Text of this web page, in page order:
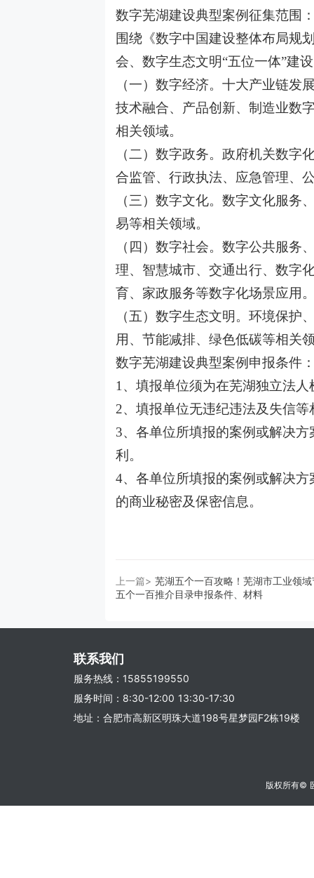
数字芜湖建设典型案例征集范围
围绕《数字中国建设整体布局规
会、数字生态文明“五位一体”建
（一）数字经济。十大产业链发
技术融合、产品创新、制造业数
相关领域。
（二）数字政务。政府机关数字
合监管、行政执法、应急管理、
（三）数字文化。数字文化服务
易等相关领域。
（四）数字社会。数字公共服务
理、智慧城市、交通出行、数字
育、家政服务等数字化场景应用
（五）数字生态文明。环境保护
用、节能减排、绿色低碳等相关
数字芜湖建设典型案例申报条件
1、填报单位须为在芜湖独立法人
2、填报单位无违纪违法及失信等
3、各单位所填报的案例或解决
利。
4、各单位所填报的案例或解决
的商业秘密及保密信息。
上一篇> 芜湖五个一百攻略！芜湖市工业领
五个一百推介目录申报条件、材料
联系我们
服务热线：15855199550
服务时间：8:30-12:00 13:30-17:30
地址：合肥市高新区明珠大道198号星梦园F2栋19楼
版权所有©